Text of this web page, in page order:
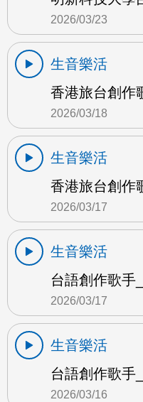
2026/03/23
生音樂活
香港旅台創作
2026/03/18
生音樂活
香港旅台創作
2026/03/17
生音樂活
台語創作歌手
2026/03/17
生音樂活
台語創作歌手
2026/03/16